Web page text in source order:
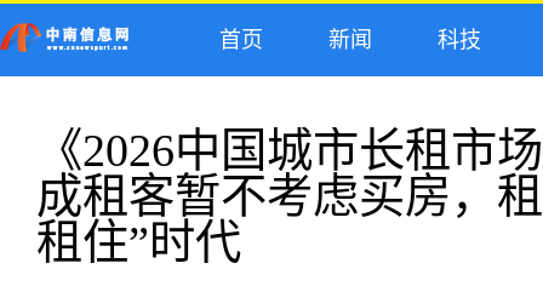
首页 新闻 科技
《2026中国城市长租市
成租客暂不考虑买房，
租住”时代